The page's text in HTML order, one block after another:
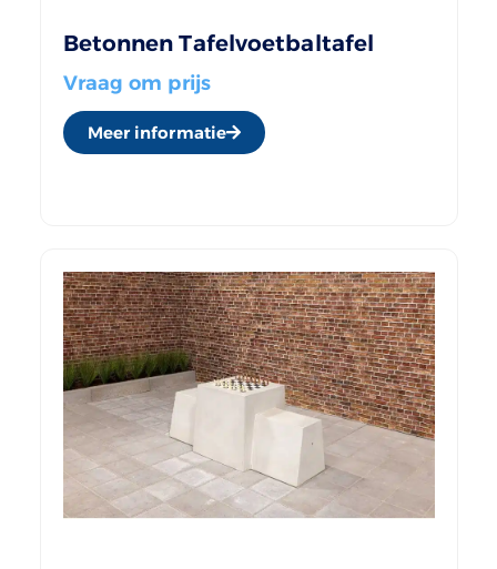
Betonnen Tafelvoetbaltafel
Vraag om prijs
Meer informatie